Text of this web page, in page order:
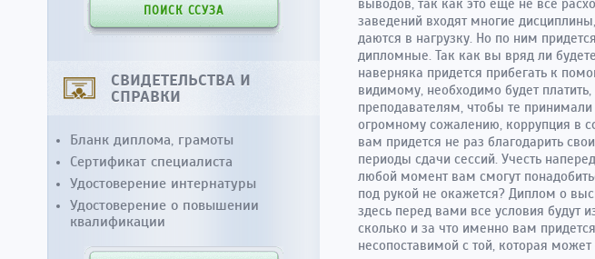
выводов, так как это еще не все
заведений входят многие
даются в нагрузку. Но по ним
дипломные. Так как вы вряд ли
наверняка придется прибегать к
видимому, необходимо будет
преподавателям, чтобы те
огромному сожалению, коррупция в
вам придется не раз благодарить
периоды сдачи сессий. Учесть
любой момент вам смогут
под рукой не окажется? Диплом о
здесь перед вами все условия будут
сколько и за что именно вам
несопоставимой с той, которая
ПОИСК ССУЗА
СВИДЕТЕЛЬСТВА И
СПРАВКИ
Бланк диплома, грамоты
Сертификат специалиста
Удостоверение интернатуры
Удостоверение о повышении
квалификации